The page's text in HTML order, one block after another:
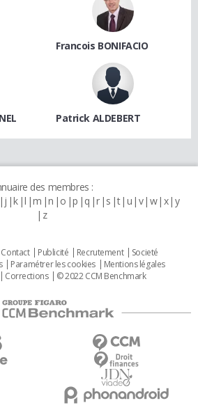
Francois BONIFACIO
Patrick ALDEBERT
des membres :
j k l m n o p q r s t u v w x y
z
Contact Publicité Recrutement
Societé
Paramétrer les cookies
Mentions légales
Corrections © 2022 CCM Benchmark